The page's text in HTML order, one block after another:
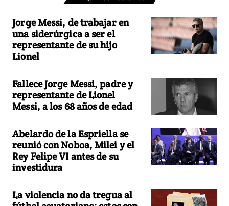
Jorge Messi, de trabajar en
una siderúrgica a ser el
representante de su hijo
Lionel
Fallece Jorge Messi, padre y
representante de Lionel
Messi, a los 68 años de edad
Abelardo de la Espriella se
reunió con Noboa, Milei y el
Rey Felipe VI antes de su
investidura
La violencia no da tregua al